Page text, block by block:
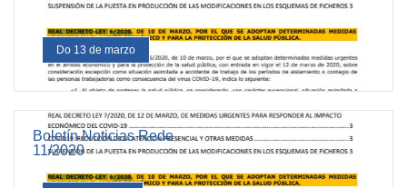
Do 13 de marzo
Boletín Noticias Rede
11/2020